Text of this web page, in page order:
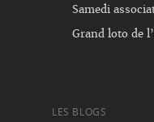
Samedi
Grand loto de
LES BLOGS